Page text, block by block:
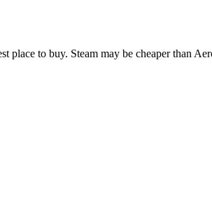
place to buy. Steam may be cheaper than